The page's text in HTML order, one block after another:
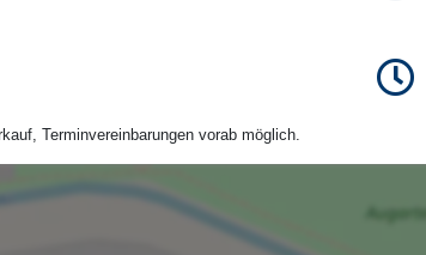
Terminvereinbarungen vorab möglich.